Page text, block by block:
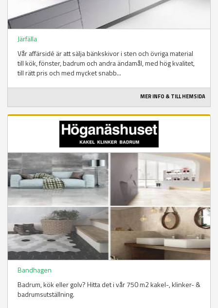
Järfälla
Vår affärsidé är att sälja bänkskivor i sten och övriga material
till kök, fönster, badrum och andra ändamål, med hög kvalitet,
till rätt pris och med mycket snabb...
MER INFO & TILL HEMSIDA
Bandhagen
Badrum, kök eller golv? Hitta det i vår 750 m2 kakel-, klinker- &
badrumsutställning.